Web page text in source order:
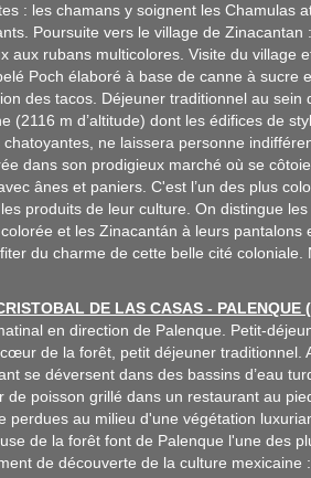
: les chamans y soignent les Chamulas
Poursuite vers le village de
aux rubans multicolores. Visite du village
Poch élaboré à base de canne à
des tacos. Déjeuner traditionnel au
(2116 m d’altitude) dont les édifices de
chatoyantes, ne laissera personne
dans son prodigieux marché où se
ânes et paniers. C'est l’un des plus
produits de leur culture. On distingue
et les Zinacantán à leurs
du charme de cette belle cité coloniale.
DE LAS CASAS - PALENQUE
en direction de Palenque. Petit-
de la forêt, petit déjeuner traditionnel.
se déversent dans des bassins d’eau
de poisson grillé dans un restaurant au
perdues au milieu d'une végétation
de la forêt font de Palenque l'une des
de découverte de la culture